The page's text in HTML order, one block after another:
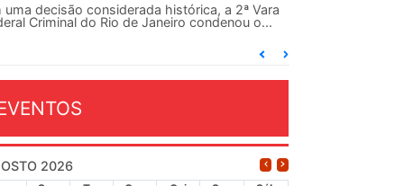
uma decisão considerada histórica, a 2ª Vara
Criminal do Rio de Janeiro condenou o...
2026